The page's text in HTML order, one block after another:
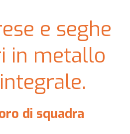
e seghe
in metallo
di squadra